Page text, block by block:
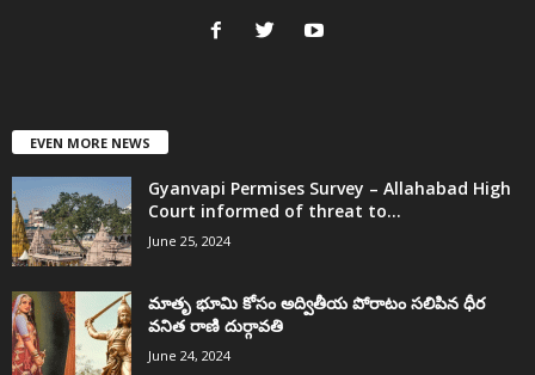
EVEN MORE NEWS
Gyanvapi Permises Survey – Allahabad High
Court informed of threat to...
June 25, 2024
మాతృ భూమి కోసం అద్వితీయ పోరాటం సలిపిన ధీర
వనిత రాణి దుర్గావతి
June 24, 2024